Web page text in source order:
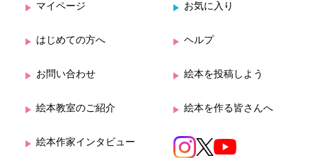
マイページ お気に入り
はじめての方へ ヘルプ
お問い合わせ 絵本を投稿しよう
絵本教室のご紹介 絵本を作る皆さんへ
絵本作家インタビュー